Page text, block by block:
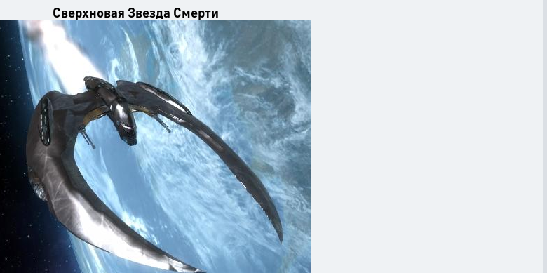
Сверхновая Звезда Смерти